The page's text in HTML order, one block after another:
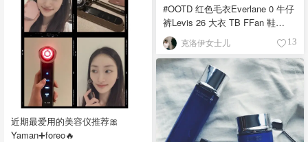
#OOTD 红色毛衣Everlane 0 牛仔
裤Levis 26 大衣 TB FFan 鞋
Carel 38（偏小） 包 Goyard
克洛伊女士儿 13
近期最爱用的美容仪推荐🎀
Yaman➕foreo🔥